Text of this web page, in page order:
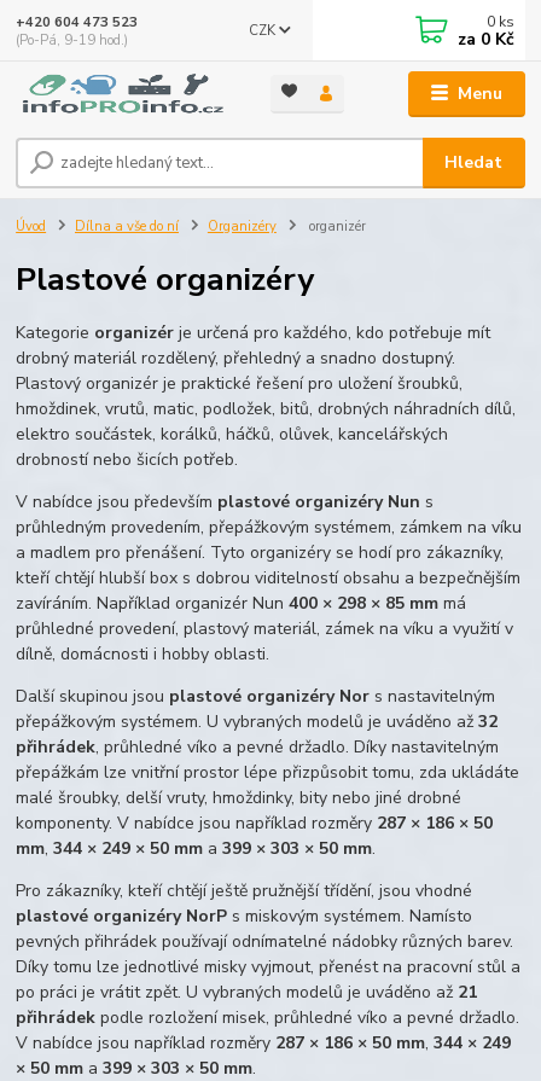
Menu
CZK
Hledat
+420 604 473 523
(Po-Pá, 9-19 hod.)
0 ks
za 0 Kč
Úvod Dílna a vše do ní Organizéry organizér
Plastové organizéry
Kategorie organizér je určená pro každého, kdo potřebuje mít
drobný materiál rozdělený, přehledný a snadno dostupný.
Plastový organizér je praktické řešení pro uložení šroubků,
hmoždinek, vrutů, matic, podložek, bitů, drobných náhradních dílů,
elektro součástek, korálků, háčků, olůvek, kancelářských
drobností nebo šicích potřeb.
V nabídce jsou především plastové organizéry Nun s
průhledným provedením, přepážkovým systémem, zámkem na víku
a madlem pro přenášení. Tyto organizéry se hodí pro zákazníky,
kteří chtějí hlubší box s dobrou viditelností obsahu a bezpečnějším
zavíráním. Například organizér Nun400 × 298 × 85 mm má
průhledné provedení, plastový materiál, zámek na víku a využití v
dílně, domácnosti i hobby oblasti.
Další skupinou jsou plastové organizéry Nor s nastavitelným
přepážkovým systémem. U vybraných modelů je uváděno až32
přihrádek, průhledné víko a pevné držadlo. Díky nastavitelným
přepážkám lze vnitřní prostor lépe přizpůsobit tomu, zda ukládáte
malé šroubky, delší vruty, hmoždinky, bity nebo jiné drobné
komponenty. V nabídce jsou například rozměry 287 × 186 × 50
mm,344 × 249 × 50 mm a399 × 303 × 50 mm.
Pro zákazníky, kteří chtějí ještě pružnější třídění, jsou vhodné
plastové organizéry NorP s miskovým systémem. Namísto
pevných přihrádek používají odnímatelné nádobky různých barev.
Díky tomu lze jednotlivé misky vyjmout, přenést na pracovní stůl a
po práci je vrátit zpět. U vybraných modelů je uváděno až 21
přihrádek podle rozložení misek, průhledné víko a pevné držadlo.
V nabídce jsou například rozměry 287 × 186 × 50 mm,344 × 249
× 50 mm a399 × 303 × 50 mm.